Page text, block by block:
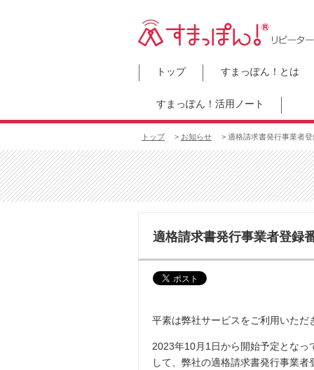
トップ すまっぽん！とは
すまっぽん！活用ノート
トップ > お知らせ > 適格請求書発行事業者登
適格請求書発行事業者登録
平素は弊社サービスをご利用いた
2023年10月1日から開始予定とな
して、弊社の適格請求書発行事業